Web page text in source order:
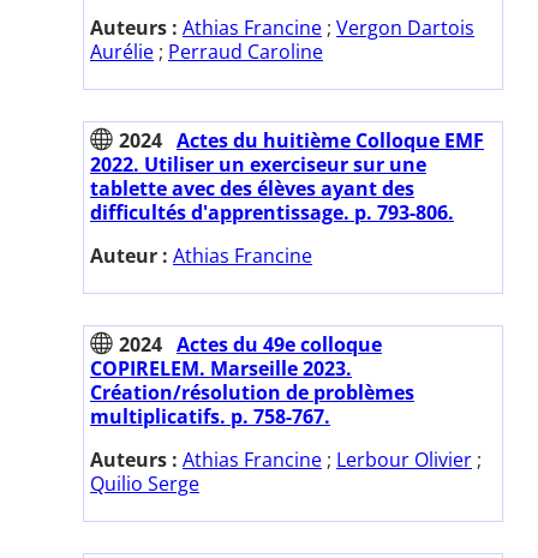
Auteurs : Athias Francine ; Vergon Dartois
Aurélie ; Perraud Caroline
2024 Actes du huitième Colloque EMF
2022. Utiliser un exerciseur sur une
tablette avec des élèves ayant des
difficultés d'apprentissage. p. 793-806.
Auteur : Athias Francine
2024 Actes du 49e colloque
COPIRELEM. Marseille 2023.
Création/résolution de problèmes
multiplicatifs. p. 758-767.
Auteurs : Athias Francine ; Lerbour Olivier ;
Quilio Serge